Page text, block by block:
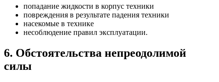
попадание жидкости в корпус техники
повреждения в результате падения техники
насекомые в технике
несоблюдение правил эксплуатации.
6. Обстоятельства непреодолимой
силы